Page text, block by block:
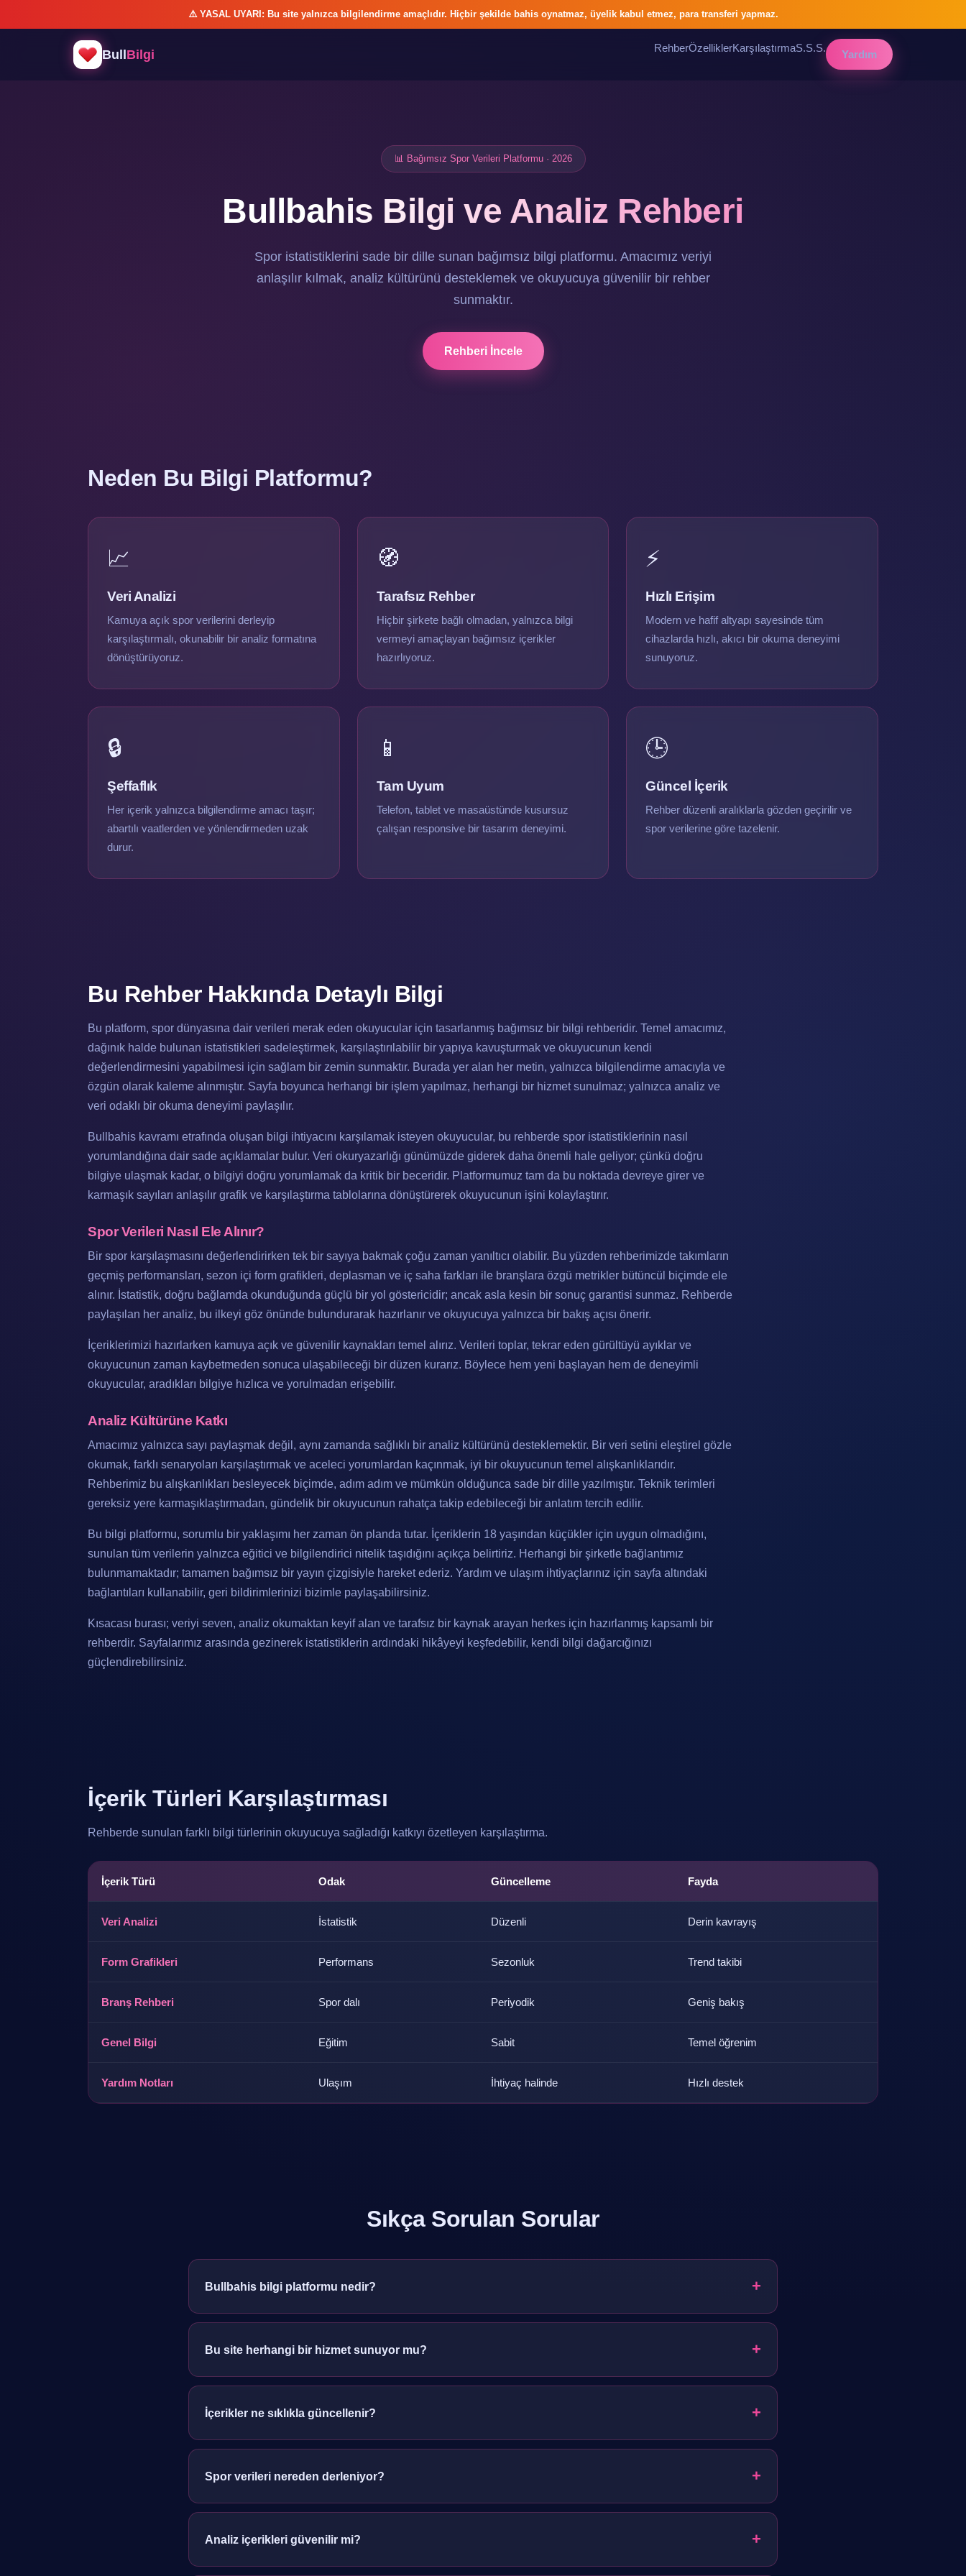
⚠️ YASAL UYARI: Bu site yalnızca bilgilendirme amaçlıdır. Hiçbir şekilde bahis oynatmaz, üyelik kabul etmez, para transferi yapmaz.
BullBilgi RehberÖzelliklerKarşılaştırmaS.S.S.
Yardım
📊 Bağımsız Spor Verileri Platformu · 2026
Bullbahis Bilgi ve Analiz Rehberi
Spor istatistiklerini sade bir dille sunan bağımsız bilgi platformu. Amacımız veriyi
anlaşılır kılmak, analiz kültürünü desteklemek ve okuyucuya güvenilir bir rehber
sunmaktır.
Rehberi İncele
Neden Bu Bilgi Platformu?
📈
Veri Analizi
Kamuya açık spor verilerini derleyip
karşılaştırmalı, okunabilir bir analiz formatına
dönüştürüyoruz.
🧭
Tarafsız Rehber
Hiçbir şirkete bağlı olmadan, yalnızca bilgi
vermeyi amaçlayan bağımsız içerikler
hazırlıyoruz.
⚡
Hızlı Erişim
Modern ve hafif altyapı sayesinde tüm
cihazlarda hızlı, akıcı bir okuma deneyimi
sunuyoruz.
🔒
Şeffaflık
Her içerik yalnızca bilgilendirme amacı taşır;
abartılı vaatlerden ve yönlendirmeden uzak
durur.
📱
Tam Uyum
Telefon, tablet ve masaüstünde kusursuz
çalışan responsive bir tasarım deneyimi.
🕒
Güncel İçerik
Rehber düzenli aralıklarla gözden geçirilir ve
spor verilerine göre tazelenir.
Bu Rehber Hakkında Detaylı Bilgi
Bu platform, spor dünyasına dair verileri merak eden okuyucular için tasarlanmış bağımsız bir bilgi rehberidir. Temel amacımız,
dağınık halde bulunan istatistikleri sadeleştirmek, karşılaştırılabilir bir yapıya kavuşturmak ve okuyucunun kendi
değerlendirmesini yapabilmesi için sağlam bir zemin sunmaktır. Burada yer alan her metin, yalnızca bilgilendirme amacıyla ve
özgün olarak kaleme alınmıştır. Sayfa boyunca herhangi bir işlem yapılmaz, herhangi bir hizmet sunulmaz; yalnızca analiz ve
veri odaklı bir okuma deneyimi paylaşılır.
Bullbahis kavramı etrafında oluşan bilgi ihtiyacını karşılamak isteyen okuyucular, bu rehberde spor istatistiklerinin nasıl
yorumlandığına dair sade açıklamalar bulur. Veri okuryazarlığı günümüzde giderek daha önemli hale geliyor; çünkü doğru
bilgiye ulaşmak kadar, o bilgiyi doğru yorumlamak da kritik bir beceridir. Platformumuz tam da bu noktada devreye girer ve
karmaşık sayıları anlaşılır grafik ve karşılaştırma tablolarına dönüştürerek okuyucunun işini kolaylaştırır.
Spor Verileri Nasıl Ele Alınır?
Bir spor karşılaşmasını değerlendirirken tek bir sayıya bakmak çoğu zaman yanıltıcı olabilir. Bu yüzden rehberimizde takımların
geçmiş performansları, sezon içi form grafikleri, deplasman ve iç saha farkları ile branşlara özgü metrikler bütüncül biçimde ele
alınır. İstatistik, doğru bağlamda okunduğunda güçlü bir yol göstericidir; ancak asla kesin bir sonuç garantisi sunmaz. Rehberde
paylaşılan her analiz, bu ilkeyi göz önünde bulundurarak hazırlanır ve okuyucuya yalnızca bir bakış açısı önerir.
İçeriklerimizi hazırlarken kamuya açık ve güvenilir kaynakları temel alırız. Verileri toplar, tekrar eden gürültüyü ayıklar ve
okuyucunun zaman kaybetmeden sonuca ulaşabileceği bir düzen kurarız. Böylece hem yeni başlayan hem de deneyimli
okuyucular, aradıkları bilgiye hızlıca ve yorulmadan erişebilir.
Analiz Kültürüne Katkı
Amacımız yalnızca sayı paylaşmak değil, aynı zamanda sağlıklı bir analiz kültürünü desteklemektir. Bir veri setini eleştirel gözle
okumak, farklı senaryoları karşılaştırmak ve aceleci yorumlardan kaçınmak, iyi bir okuyucunun temel alışkanlıklarıdır.
Rehberimiz bu alışkanlıkları besleyecek biçimde, adım adım ve mümkün olduğunca sade bir dille yazılmıştır. Teknik terimleri
gereksiz yere karmaşıklaştırmadan, gündelik bir okuyucunun rahatça takip edebileceği bir anlatım tercih edilir.
Bu bilgi platformu, sorumlu bir yaklaşımı her zaman ön planda tutar. İçeriklerin 18 yaşından küçükler için uygun olmadığını,
sunulan tüm verilerin yalnızca eğitici ve bilgilendirici nitelik taşıdığını açıkça belirtiriz. Herhangi bir şirketle bağlantımız
bulunmamaktadır; tamamen bağımsız bir yayın çizgisiyle hareket ederiz. Yardım ve ulaşım ihtiyaçlarınız için sayfa altındaki
bağlantıları kullanabilir, geri bildirimlerinizi bizimle paylaşabilirsiniz.
Kısacası burası; veriyi seven, analiz okumaktan keyif alan ve tarafsız bir kaynak arayan herkes için hazırlanmış kapsamlı bir
rehberdir. Sayfalarımız arasında gezinerek istatistiklerin ardındaki hikâyeyi keşfedebilir, kendi bilgi dağarcığınızı
güçlendirebilirsiniz.
İçerik Türleri Karşılaştırması
Rehberde sunulan farklı bilgi türlerinin okuyucuya sağladığı katkıyı özetleyen karşılaştırma.
İçerik Türü Odak Güncelleme Fayda
Veri Analizi İstatistik Düzenli Derin kavrayış
Form Grafikleri Performans Sezonluk Trend takibi
Branş Rehberi Spor dalı Periyodik Geniş bakış
Genel Bilgi Eğitim Sabit Temel öğrenim
Yardım Notları Ulaşım İhtiyaç halinde Hızlı destek
Sıkça Sorulan Sorular
Bullbahis bilgi platformu nedir? +
Bağımsız bir rehber sitesidir; spor verileri, istatistik ve analiz konularında yalnızca bilgilendirme sunar.
Bu site herhangi bir hizmet sunuyor mu? +
Hayır. Site yalnızca bilgi ve analiz içeriği paylaşır, herhangi bir işlem gerçekleştirmez.
İçerikler ne sıklıkla güncellenir? +
Rehber içerikleri düzenli aralıklarla gözden geçirilir ve spor verilerine göre tazelenir.
Spor verileri nereden derleniyor? +
Kamuya açık istatistik kaynakları analiz edilerek sadeleştirilir ve okunabilir hale getirilir.
Analiz içerikleri güvenilir mi? +